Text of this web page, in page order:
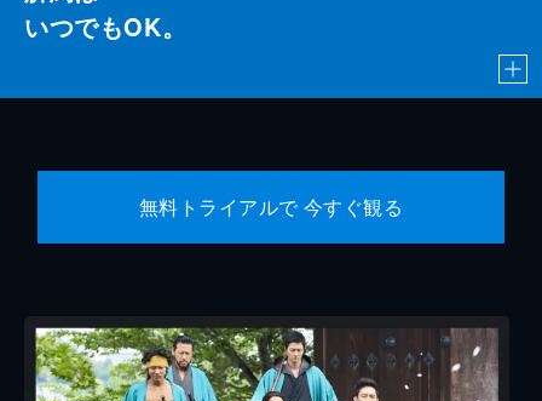
いつでもOK。
無料トライアルで 今すぐ観る